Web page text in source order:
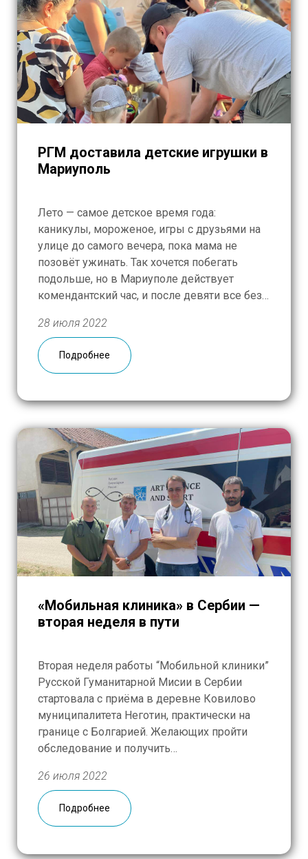
РГМ доставила детские игрушки в
Мариуполь
Лето — самое детское время года:
каникулы, мороженое, игры с друзьями на
улице до самого вечера, пока мама не
позовёт ужинать. Так хочется побегать
подольше, но в Мариуполе действует
комендантский час, и после девяти все без
далеко не единственное ограничение,
кардинально изменившее жизнь детей и их
родителей за последние […]
28 июля 2022
Подробнее
«Мобильная клиника» в Сербии —
вторая неделя в пути
Вторая неделя работы “Мобильной клиники”
Русской Гуманитарной Мисии в Сербии
стартовала с приёма в деревне Ковилово
муниципалитета Неготин, практически на
границе с Болгарией. Желающих пройти
обследование и получить
медиков здесь нашлось немало: узнать
больше о своём здоровье, не выезжая из
родной деревни, — редкая возможность для
26 июля 2022
Подробнее